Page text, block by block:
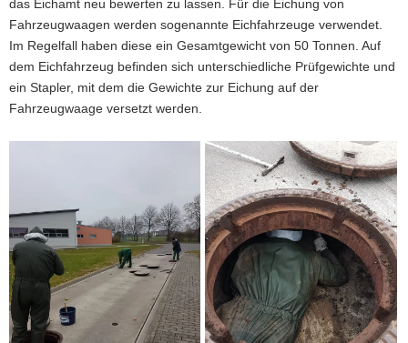
das Eichamt neu bewerten zu lassen. Für die Eichung von
Fahrzeugwaagen werden sogenannte Eichfahrzeuge verwendet.
Im Regelfall haben diese ein Gesamtgewicht von 50 Tonnen. Auf
dem Eichfahrzeug befinden sich unterschiedliche Prüfgewichte und
ein Stapler, mit dem die Gewichte zur Eichung auf der
Fahrzeugwaage versetzt werden.